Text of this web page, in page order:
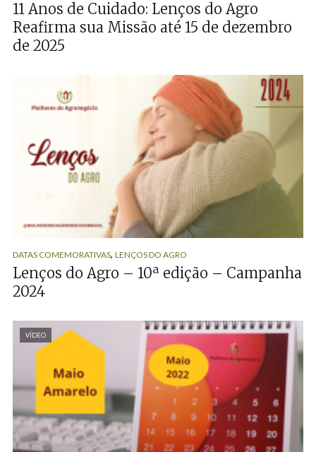
11 Anos de Cuidado: Lenços do Agro
Reafirma sua Missão até 15 de dezembro
de 2025
DATAS COMEMORATIVAS, LENÇOS DO AGRO
Lenços do Agro – 10ª edição – Campanha
2024
VÍDEO